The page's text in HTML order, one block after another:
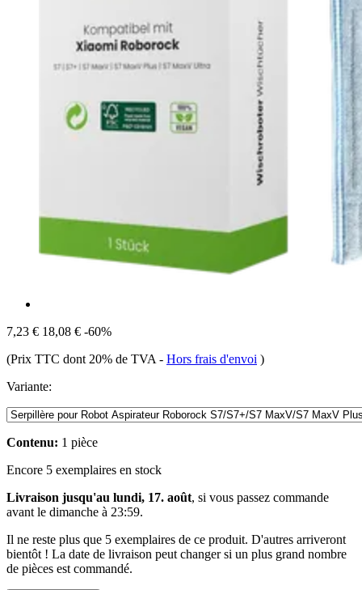
7,23 € 18,08 € -60%
(Prix TTC dont 20% de TVA - Hors frais d'envoi )
Variante:
Contenu: 1 pièce
Encore 5 exemplaires en stock
Livraison jusqu'au lundi, 17. août, si vous passez commande
avant le dimanche à 23:59.
Il ne reste plus que 5 exemplaires de ce produit. D'autres arriveront
bientôt ! La date de livraison peut changer si un plus grand nombre
de pièces est commandé.